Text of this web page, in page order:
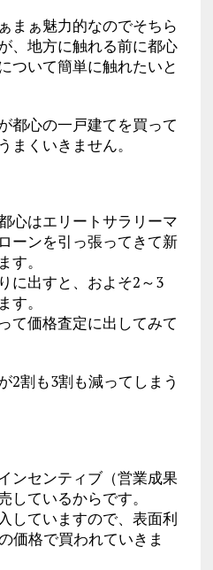
まぁ魅力的なのでそちら
、地方に触れる前に都心
ついて簡単に触れたいと
都心の一戸建てを買って
まくいきません。
心はエリートサラリーマ
ーンを引っ張ってきて新
す。
に出すと、およそ2～3
す。
て価格査定に出してみて
2割も3割も減ってしまう
ンセンティブ（営業成果
しているからです。
していますので、表面利
価格で買われていきま